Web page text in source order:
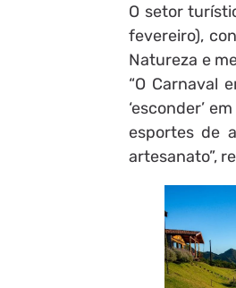
O setor
fevereiro),
Natureza e
“O Carnaval
‘esconder’
esportes de
artesanato”,